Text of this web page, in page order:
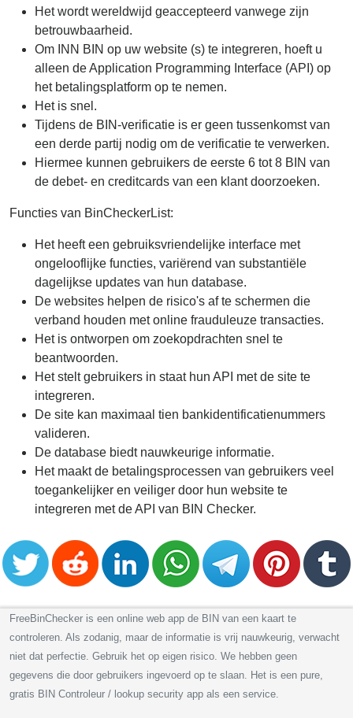
Het wordt wereldwijd geaccepteerd vanwege zijn
betrouwbaarheid.
Om INN BIN op uw website (s) te integreren, hoeft u
alleen de Application Programming Interface (API) op
het betalingsplatform op te nemen.
Het is snel.
Tijdens de BIN-verificatie is er geen tussenkomst van
een derde partij nodig om de verificatie te verwerken.
Hiermee kunnen gebruikers de eerste 6 tot 8 BIN van
de debet- en creditcards van een klant doorzoeken.
Functies van BinCheckerList:
Het heeft een gebruiksvriendelijke interface met
ongelooflijke functies, variërend van substantiële
dagelijkse updates van hun database.
De websites helpen de risico's af te schermen die
verband houden met online frauduleuze transacties.
Het is ontworpen om zoekopdrachten snel te
beantwoorden.
Het stelt gebruikers in staat hun API met de site te
integreren.
De site kan maximaal tien bankidentificatienummers
valideren.
De database biedt nauwkeurige informatie.
Het maakt de betalingsprocessen van gebruikers veel
toegankelijker en veiliger door hun website te
integreren met de API van BIN Checker.
FreeBinChecker is een online web app de BIN van een kaart te
controleren. Als zodanig, maar de informatie is vrij nauwkeurig, verwacht
niet dat perfectie. Gebruik het op eigen risico. We hebben geen
gegevens die door gebruikers ingevoerd op te slaan. Het is een pure,
gratis BIN Controleur / lookup security app als een service.